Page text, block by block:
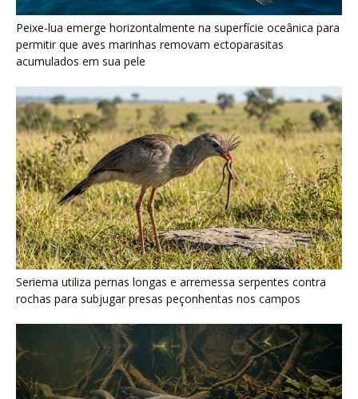
Seriema utiliza pernas longas e arremessa serpentes contra
rochas para subjugar presas peçonhentas nos campos
Poraquê sincroniza descargas elétricas em grupo para
amplificar campo elétrico e atordoar cardumes de peixes
maiores na Amazônia